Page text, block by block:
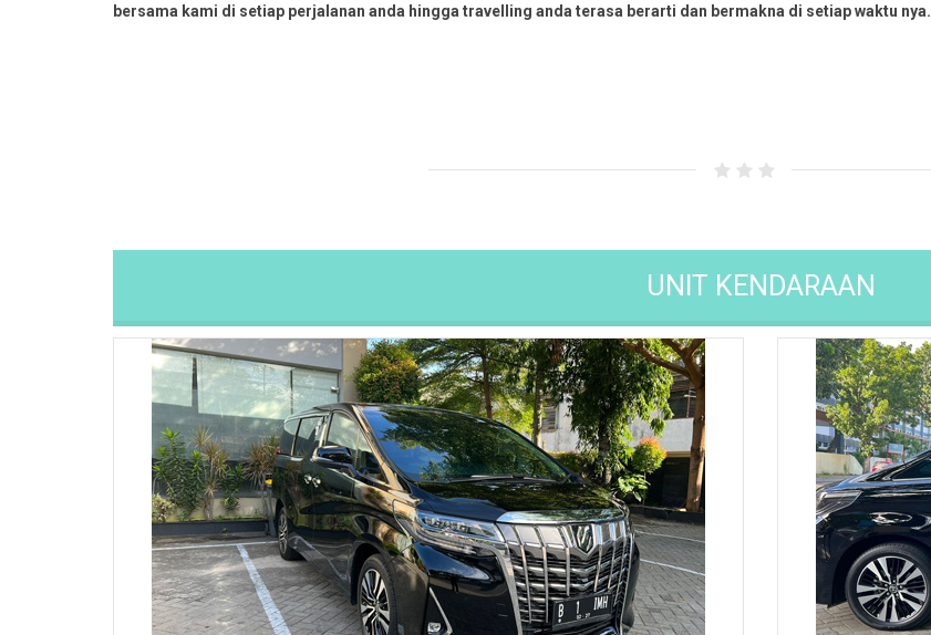
bersama kami di setiap perjalanan anda hingga travelling anda terasa berarti dan bermakna di setiap waktu nya.
UNIT KENDARAAN